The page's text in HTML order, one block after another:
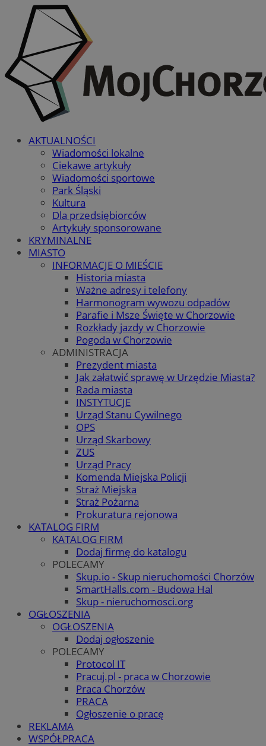
AKTUALNOŚCI
Wiadomości lokalne
Ciekawe artykuły
Wiadomości sportowe
Park Śląski
Kultura
Dla przedsiębiorców
Artykuły sponsorowane
KRYMINALNE
MIASTO
INFORMACJE O MIEŚCIE
Historia miasta
Ważne adresy i telefony
Harmonogram wywozu odpadów
Parafie i Msze Święte w Chorzowie
Rozkłady jazdy w Chorzowie
Pogoda w Chorzowie
ADMINISTRACJA
Prezydent miasta
Jak załatwić sprawę w Urzędzie Miasta?
Rada miasta
INSTYTUCJE
Urząd Stanu Cywilnego
OPS
Urząd Skarbowy
ZUS
Urząd Pracy
Komenda Miejska Policji
Straż Miejska
Straż Pożarna
Prokuratura rejonowa
KATALOG FIRM
KATALOG FIRM
Dodaj firmę do katalogu
POLECAMY
Skup.io - Skup nieruchomości Chorzów
SmartHalls.com - Budowa Hal
Skup - nieruchomosci.org
OGŁOSZENIA
OGŁOSZENIA
Dodaj ogłoszenie
POLECAMY
Protocol IT
Pracuj.pl - praca w Chorzowie
Praca Chorzów
PRACA
Ogłoszenie o pracę
REKLAMA
WSPÓŁPRACA